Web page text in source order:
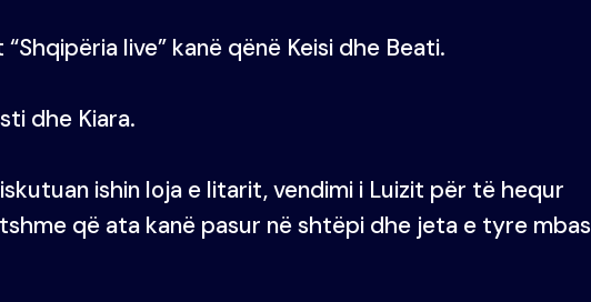
live” kanë qënë Keisi dhe Beati.
dhe Kiara.
ishin loja e litarit, vendimi i Luizit për të hequr
që ata kanë pasur në shtëpi dhe jeta e tyre mbas